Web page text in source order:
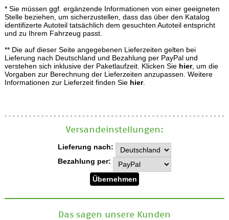
* Sie müssen ggf. ergänzende Informationen von einer geeigneten
Stelle beziehen, um sicherzustellen, dass das über den Katalog
identifizerte Autoteil tatsächlich dem gesuchten Autoteil entspricht
und zu Ihrem Fahrzeug passt.
** Die auf dieser Seite angegebenen Lieferzeiten gelten bei
Lieferung nach Deutschland und Bezahlung per PayPal und
verstehen sich inklusive der Paketlaufzeit. Klicken Sie hier, um die
Vorgaben zur Berechnung der Lieferzeiten anzupassen. Weitere
Informationen zur Lieferzeit finden Sie hier.
Versand­einstellungen:
Lieferung nach:
Bezahlung per:
Das sagen unsere Kunden